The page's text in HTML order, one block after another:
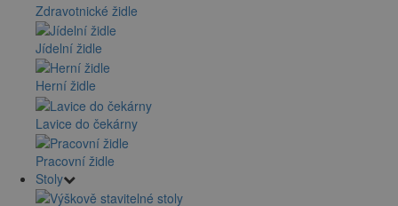
Zdravotnické židle
Jídelní židle
Herní židle
Lavice do čekárny
Pracovní židle
Stoly